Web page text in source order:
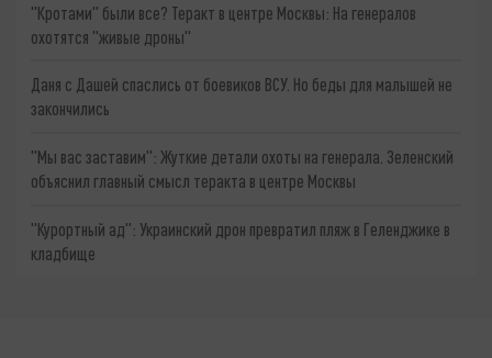
"Кротами" были все? Теракт в центре Москвы: На генералов
охотятся "живые дроны"
Даня с Дашей спаслись от боевиков ВСУ. Но беды для малышей не
закончились
"Мы вас заставим": Жуткие детали охоты на генерала. Зеленский
объяснил главный смысл теракта в центре Москвы
"Курортный ад": Украинский дрон превратил пляж в Геленджике в
кладбище